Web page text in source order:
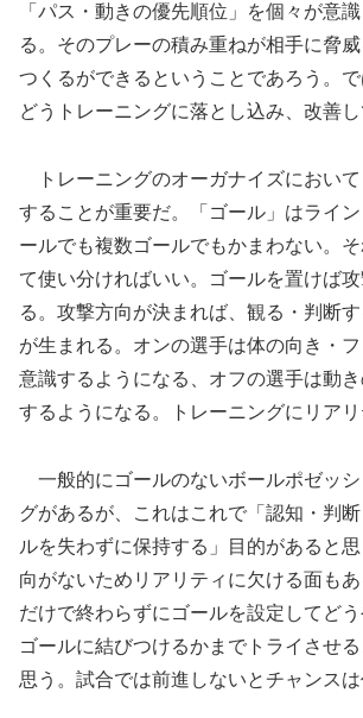
「パス・動きの優先順位」を個々が意
る。そのプレーの積み重ねが相手に脅
つくるができるということであろう。
どうトレーニングに落とし込み、改善
トレーニングのオーガナイズにおい
することが重要だ。「ゴール」はライ
ールでも複数ゴールでもかまわない。
て使い分ければいい。ゴールを置けば
る。攻撃方向が決まれば、観る・判断
が生まれる。オンの選手は体の向き・
意識するようになる、オフの選手は動
するようになる。トレーニングにリアリ
一般的にゴールのないボールポゼッ
グがあるが、これはこれで「認知・判
ルを失わずに保持する」目的があると
向がないためリアリティに欠ける面も
だけで終わらずにゴールを設定してど
ゴールに結びつけるかまでトライさせ
思う。試合では前進しないとチャンスは